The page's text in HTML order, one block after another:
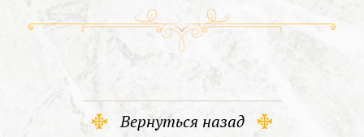
Вернуться назад